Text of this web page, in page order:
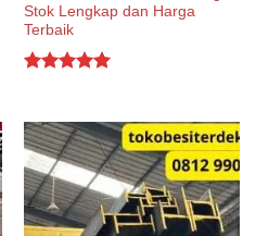
Stok Lengkap dan Harga
Terbaik